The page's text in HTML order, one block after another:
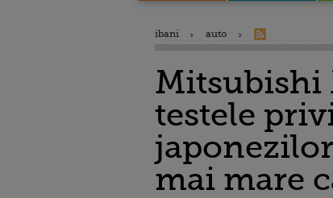
ibani auto
Mitsubishi
testele
japonezilor
mai mare